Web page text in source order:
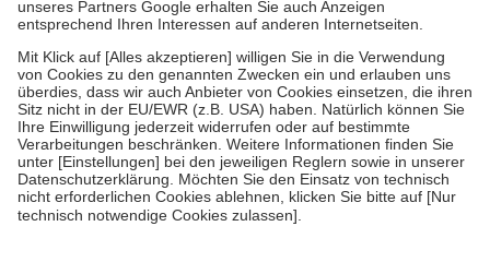
i.d.R. am nächsten Werktag
Zahlarten
sicher und bequem
Bewerte uns
Vertraue unserem mehrfach ausgezeichneten Service